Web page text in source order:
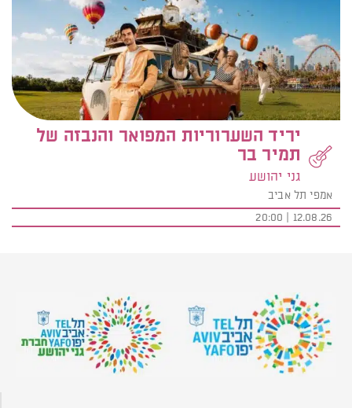
יריד השערוריות המפואר והנבזה של
תמיר בר
גני יהושע
אמפי תל אביב
12.08.26 | 20:00